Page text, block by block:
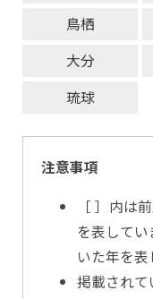
鳥栖
大分
琉球
注意事項
［ ］内は
を表して
いた年を表
掲載され